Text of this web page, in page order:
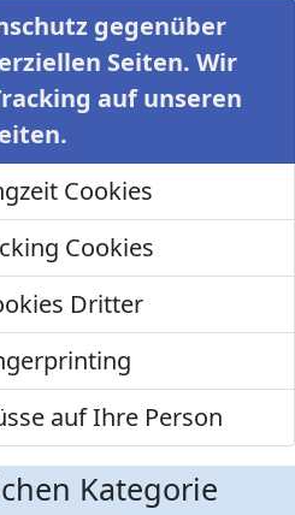
gegenüber
Seiten. Wir
auf unseren
Cookies
Cookies
Dritter
auf Ihre Person
Kategorie